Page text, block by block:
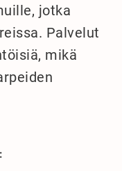
jotka
Palvelut
mikä